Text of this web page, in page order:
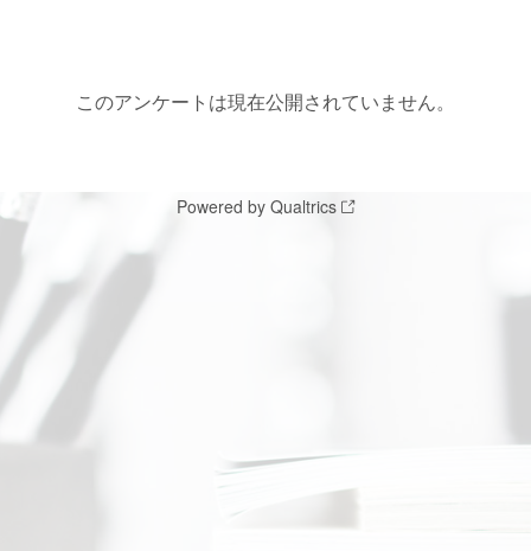
このアンケートは現在公開されていません。
Powered by Qualtrics